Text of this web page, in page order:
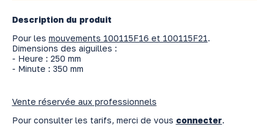
Description du produit
Pour les mouvements 100115F16 et 100115F21.
Dimensions des aiguilles :
- Heure : 250 mm
- Minute : 350 mm
Vente réservée aux professionnels
Pour consulter les tarifs, merci de vous connecter.